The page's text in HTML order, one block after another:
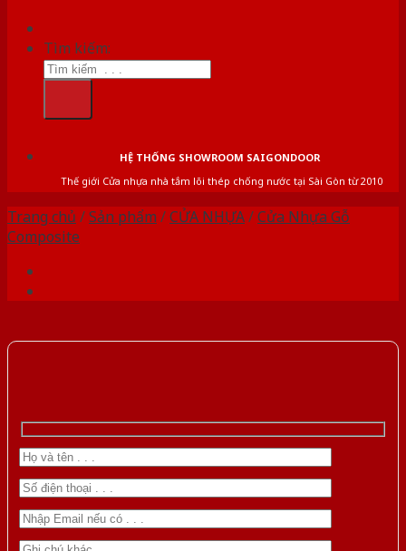
Tìm kiếm:
HỆ THỐNG SHOWROOM SAIGONDOOR
Thế giới Cửa nhựa nhà tắm lõi thép chống nước tại Sài Gòn từ 2010
Trang chủ /Sản phẩm /CỬA NHỰA/Cửa Nhựa Gỗ
Composite